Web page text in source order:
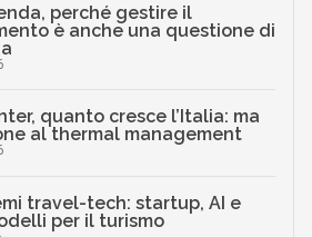
perché gestire il
è anche una questione di
quanto cresce l’Italia: ma
al thermal management
travel-tech: startup, AI e
per il turismo